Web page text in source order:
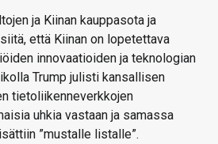
ja Kiinan kauppasota ja
että Kiinan on lopetettava
innovaatioiden ja teknologian
Trump julisti kansallisen
tietoliikenneverkkojen
uhkia vastaan ja samassa
”mustalle listalle”.